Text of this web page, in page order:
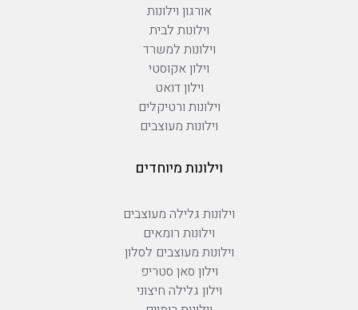
אורגון וילונות
וילונות לבית
וילונות למשרד
וילון אקוסטי
וילון דואט
וילונות ורטיקלים
וילונות מעוצבים
וילונות מיוחדים
וילונות גלילה מעוצבים
וילונות רומאים
וילונות מעוצבים לסלון
וילון סאן סטריפ
וילון גלילה חיצוני